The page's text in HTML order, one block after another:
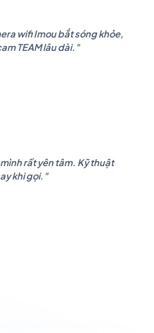
wifi Imou bắt sóng khỏe,
TEAM lâu dài."
rất yên tâm. Kỹ thuật
khi gọi."